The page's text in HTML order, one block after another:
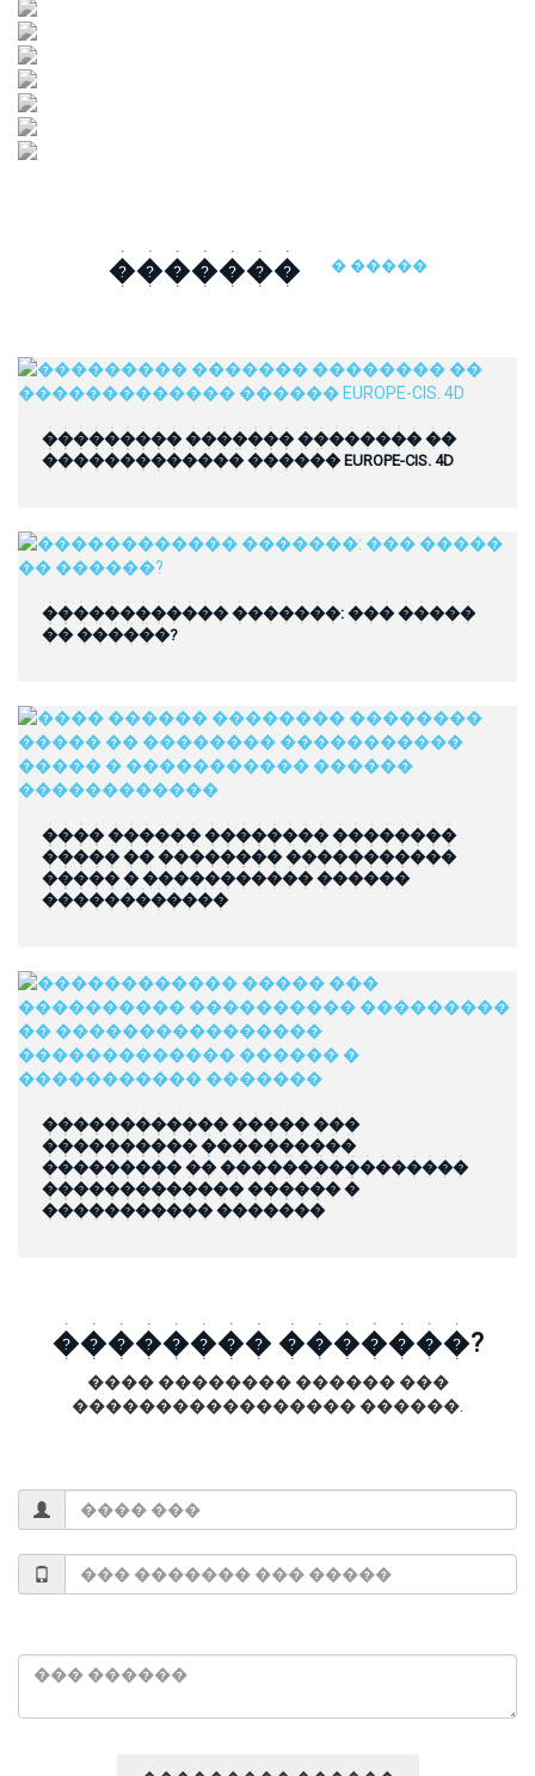
������� � �����
��������� ������� �������� ��
������������� ������ EUROPE-CIS. 4D
������������ �������: ��� �����
�� ������?
���� ������ �������� ��������
����� �� �������� �����������
����� � ����������� ������
������������
������������ ����� ���
���������� ����������
��������� �� ����������������
������������� ������ �
����������� �������
�������� �������?
���� �������� ������ ���
����������������� ������.